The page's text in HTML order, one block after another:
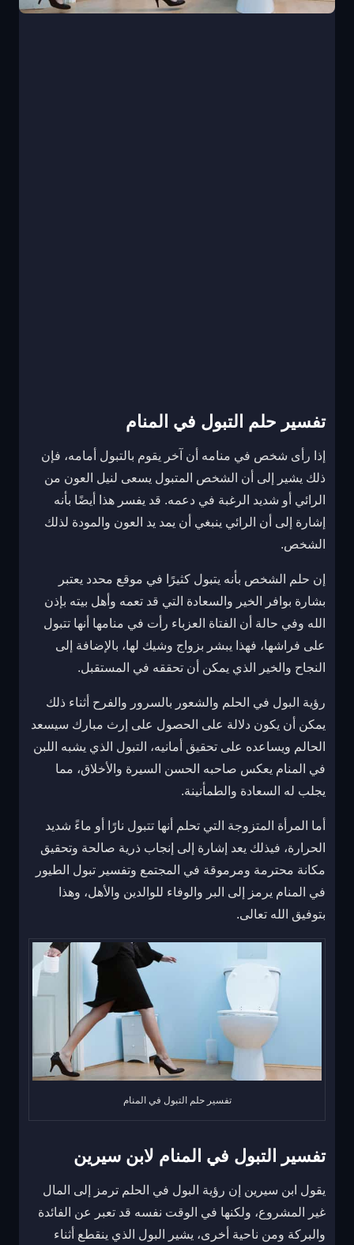
تفسير حلم التبول في المنام
إذا رأى شخص في منامه أن آخر يقوم بالتبول أمامه، فإن
ذلك يشير إلى أن الشخص المتبول يسعى لنيل العون من
الرائي أو شديد الرغبة في دعمه. قد يفسر هذا أيضًا بأنه
إشارة إلى أن الرائي ينبغي أن يمد يد العون والمودة لذلك
الشخص.
إن حلم الشخص بأنه يتبول كثيرًا في موقع محدد يعتبر
بشارة بوافر الخير والسعادة التي قد تعمه وأهل بيته بإذن
الله وفي حالة أن الفتاة العزباء رأت في منامها أنها تتبول
على فراشها، فهذا يبشر بزواج وشيك لها، بالإضافة إلى
النجاح والخير الذي يمكن أن تحققه في المستقبل.
رؤية البول في الحلم والشعور بالسرور والفرح أثناء ذلك
يمكن أن يكون دلالة على الحصول على إرث مبارك سيسعد
الحالم ويساعده على تحقيق أمانيه، التبول الذي يشبه اللبن
في المنام يعكس صاحبه الحسن السيرة والأخلاق، مما
يجلب له السعادة والطمأنينة.
أما المرأة المتزوجة التي تحلم أنها تتبول نارًا أو ماءً شديد
الحرارة، فيذلك يعد إشارة إلى إنجاب ذرية صالحة وتحقيق
مكانة محترمة ومرموقة في المجتمع وتفسير تبول الطيور
في المنام يرمز إلى البر والوفاء للوالدين والأهل، وهذا
بتوفيق الله تعالى.
تفسير حلم التبول في المنام
تفسير التبول في المنام لابن سيرين
يقول ابن سيرين إن رؤية البول في الحلم ترمز إلى المال
غير المشروع، ولكنها في الوقت نفسه قد تعبر عن الفائدة
والبركة ومن ناحية أخرى، يشير البول الذي ينقطع أثناء